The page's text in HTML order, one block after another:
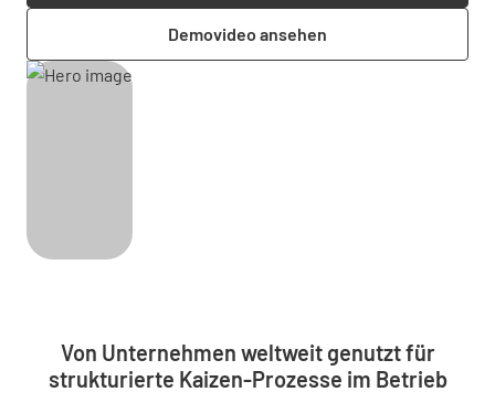
Demovideo ansehen
Von Unternehmen weltweit genutzt für
strukturierte Kaizen-Prozesse im Betrieb